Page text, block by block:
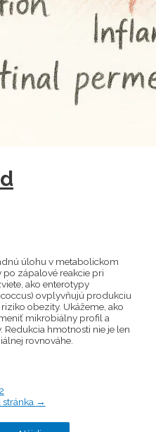
úlohu v metabolickom
zápalové reakcie pri
ako enterotypy
ovplyvňujú produkciu
obezity. Ukážeme, ako
mikrobiálny profil a
hmotnosti nie je len
rovnováhe.
2
→